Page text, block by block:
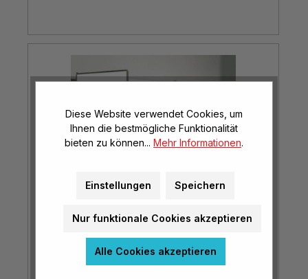
Klappschiebetafel - Stahlemaille weiß
Diese Website verwendet Cookies, um
Ihnen die bestmögliche Funktionalität
bieten zu können... Mehr Informationen.
Einstellungen Speichern
Nur funktionale Cookies akzeptieren
Alle Cookies akzeptieren